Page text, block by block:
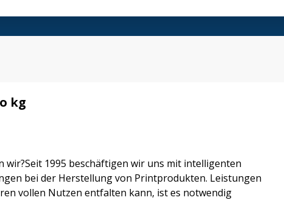
kg
wir?Seit 1995 beschäftigen wir uns mit intelligenten
bei der Herstellung von Printprodukten. Leistungen
vollen Nutzen entfalten kann, ist es notwendig